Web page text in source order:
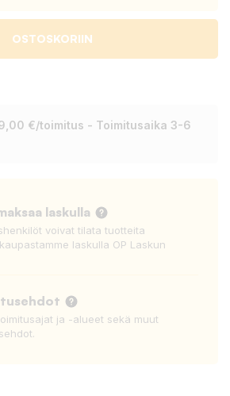
OSTOSKORIIN
€/toimitus - Toimitusaika 3-6
laskulla
voivat tilata tuotteita
laskulla OP Laskun
ja -alueet sekä muut